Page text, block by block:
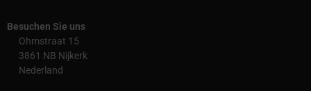
Besuchen Sie uns
Ohmstraat 15
3861 NB Nijkerk
Nederland